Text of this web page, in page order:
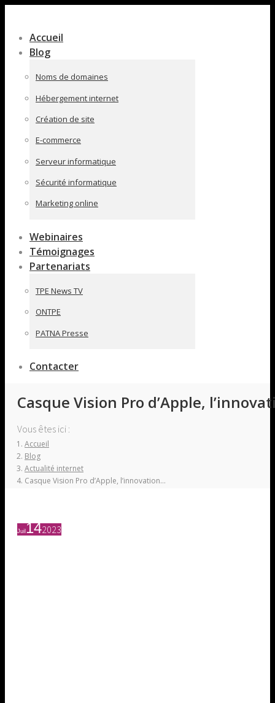
pleine
largeur
Accueil
Blog
Noms de domaines
Hébergement internet
Création de site
E-commerce
Serveur informatique
Sécurité informatique
Marketing online
Webinaires
Témoignages
Partenariats
TPE News TV
ONTPE
PATNA Presse
Contacter
Casque Vision Pro d’Apple,
Vous êtes ici :
Accueil
Blog
Actualité internet
Casque Vision Pro d’Apple, l’innovation…
Juil 142023